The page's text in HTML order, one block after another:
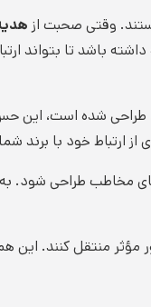
وقتی صحبت از
داشته باشد تا بتواند
شده است، این
ارتباط خود با برند
مخاطب طراحی شود.
منتقل کنند. این